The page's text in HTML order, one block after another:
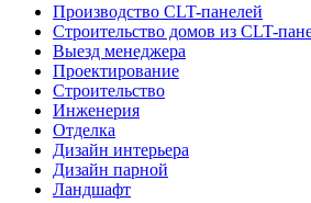
Производство CLT-панелей
Строительство домов из CLT-
Выезд менеджера
Проектирование
Строительство
Инженерия
Отделка
Дизайн интерьера
Дизайн парной
Ландшафт